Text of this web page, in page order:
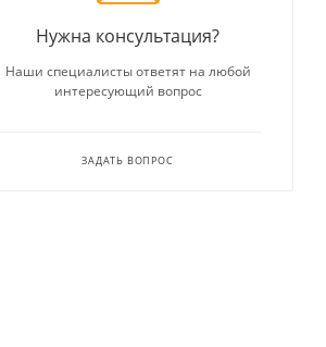
Нужна консультация?
Наши специалисты ответят на любой
интересующий вопрос
ЗАДАТЬ ВОПРОС